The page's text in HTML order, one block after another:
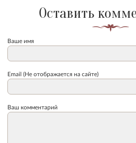
Оставить
Ваше имя
Email (Не отображается на сайте)
Ваш комментарий